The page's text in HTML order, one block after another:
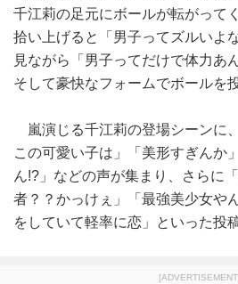
千江莉の足元にボールが転がって
拾い上げると「男子ってズルいよ
見ながら「男子ってだけで体力あ
そして豪快なフォームでボールを
嵐演じる千江莉の登場シーンに
この可愛い子は」「美形すぎんか
ん!?」などの声が集まり、さらに
者？？かっけぇ」「最強美少女や
をしていて軽率に恋」といった投